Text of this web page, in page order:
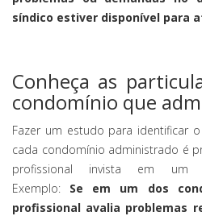
síndico estiver disponível para
Conheça as
condomínio que
Fazer um estudo para identificar
cada condomínio administrado é
profissional invista em um
Exemplo: Se em um dos
profissional avalia problemas